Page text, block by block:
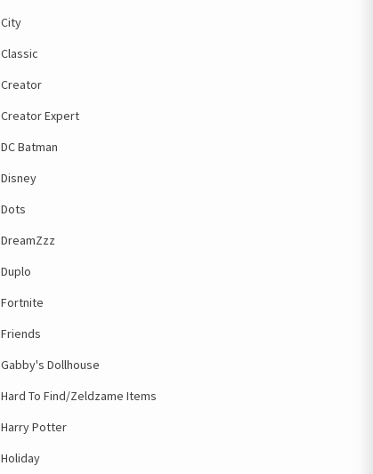
City
Classic
Creator
Creator Expert
DC Batman
Disney
Dots
DreamZzz
Duplo
Fortnite
Friends
Gabby's Dollhouse
Hard To Find/Zeldzame Items
Harry Potter
Holiday